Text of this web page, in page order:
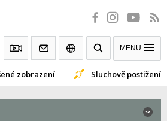
zobrazení Sluchově postižení
MENU